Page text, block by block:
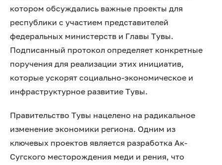
котором обсуждались важные проекты для
республики с участием представителей
федеральных министерств и Главы Тувы.
Подписанный протокол определяет конкретные
поручения для реализации этих инициатив,
которые ускорят социально-экономическое и
инфраструктурное развитие Тувы.
Правительство Тувы нацелено на радикальное
изменение экономики региона. Одним из
ключевых проектов является разработка Ак-
Сугского месторождения меди и рения, что